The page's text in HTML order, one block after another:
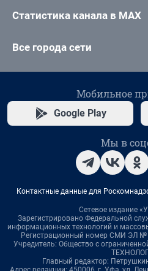
Статистика канала в MAX
Все города сети
Мобильное
Google Play
Мы в
Контактные данные для
Сетевое издание
Зарегистрировано Федеральной
информационных технологий и
Регистрационный номер СМИ ЭЛ №
Учредитель: Общество с
Главный редактор: